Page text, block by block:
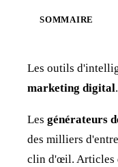
SOMMAIRE
Les outils
marketing digital.
Les générateurs
des milliers
clin d'œil. Articles